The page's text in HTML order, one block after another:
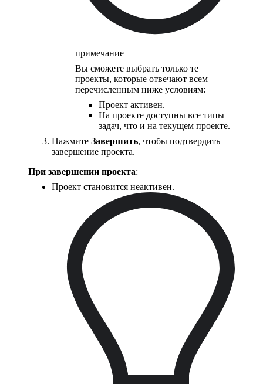
примечание
Вы сможете выбрать только те
проекты, которые отвечают всем
перечисленным ниже условиям:
Проект активен.
На проекте доступны все типы
задач, что и на текущем проекте.
Нажмите Завершить, чтобы подтвердить
завершение проекта.
При завершении проекта:
Проект становится неактивен.